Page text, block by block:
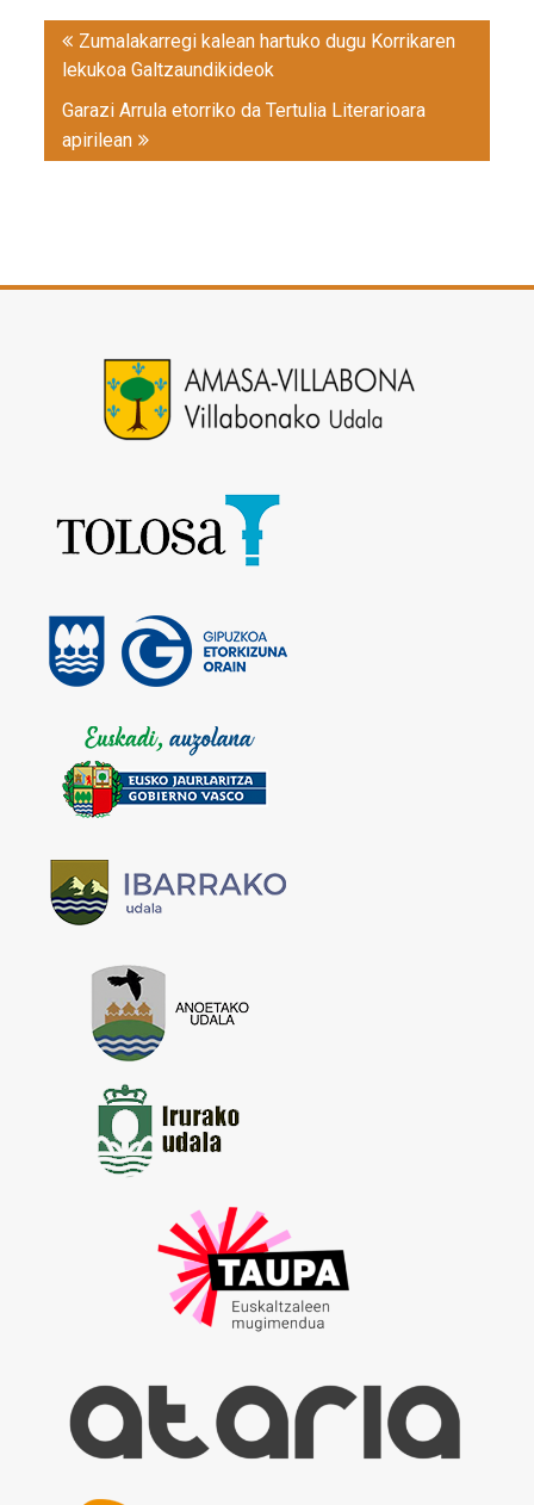
navigation
Zumalakarregi kalean hartuko dugu Korrikaren
lekukoa Galtzaundikideok
Garazi Arrula etorriko da Tertulia Literarioara
apirilean